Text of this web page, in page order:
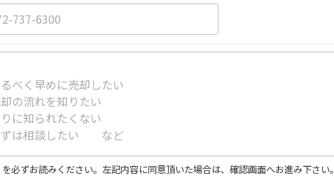
を必ずお読みください。左記内容に同意頂いた場合は、確認画面へお進み下さい。